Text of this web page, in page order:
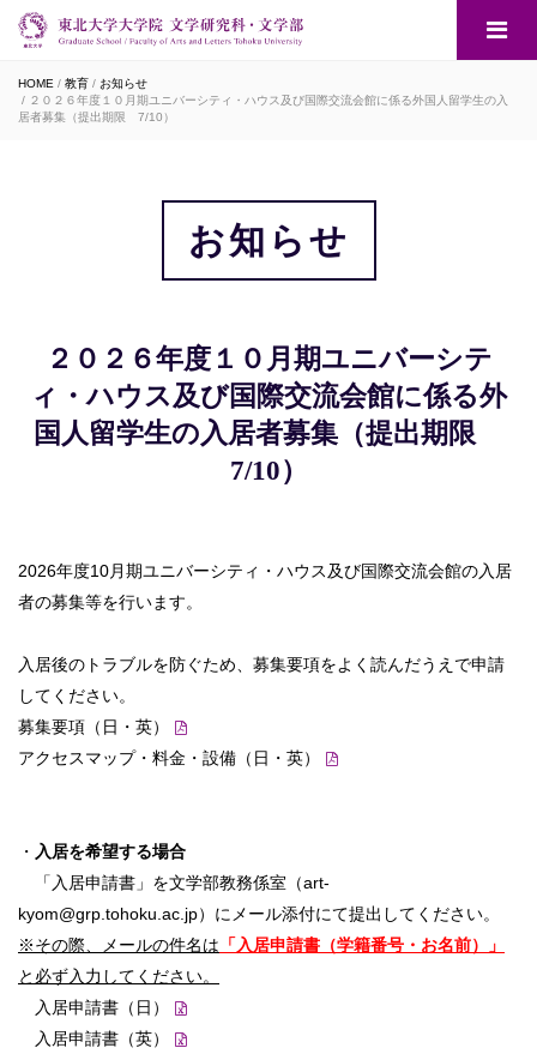
HOME 教育
お知らせ
２０２６年度１０月期ユニバーシティ・ハウス及び国際交流会館に係る外国人留学生の入
居者募集（提出期限 7/10）
お知らせ
２０２６年度１０月期ユニバーシテ
ィ・ハウス及び国際交流会館に係る外
国人留学生の入居者募集（提出期限
7/10）
2026年度10月期ユニバーシティ・ハウス及び国際交流会館の入居
者の募集等を行います。
入居後のトラブルを防ぐため、募集要項をよく読んだうえで申請
してください。
募集要項（日・英）
アクセスマップ・料金・設備（日・英）
・ 入居を希望する場合
「入居申請書」を文学部教務係室（art-
kyom@grp.tohoku.ac.jp）にメール添付にて提出してください。
※その際、メールの件名は 「入居申請書（学籍番号・ お名前）」
と必ず入力してください。
入居申請書（日）
入居申請書（英）